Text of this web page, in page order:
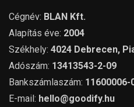
Cégnév: BLAN Kft.
Alapítás éve: 2004
Székhely: 4024 Debrecen,
Adószám: 13413543-2-09
Bankszámlaszám: 11600006-
E-mail: hello@goodify.hu